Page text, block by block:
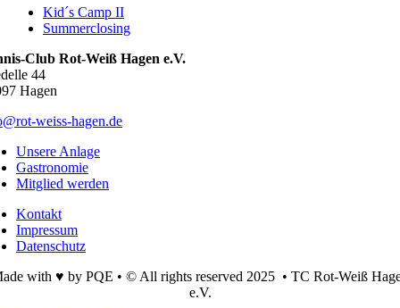
Kid´s Camp II
Summerclosing
Club Rot-Weiß Hagen e.V.
44
Hagen
weiss-hagen.de
Unsere Anlage
Gastronomie
Mitglied werden
Kontakt
Impressum
Datenschutz
with ♥ by PQE • © All rights reserved 2025 • TC Rot-Weiß
e.V.